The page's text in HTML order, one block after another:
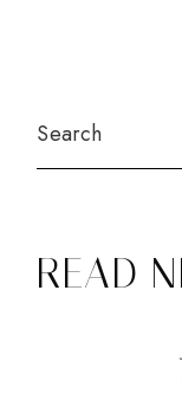
READ